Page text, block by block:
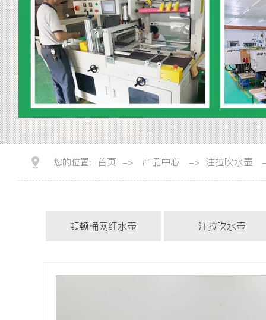
您的位置: 首页 -> 产品中心 -> 注拉吹水壶
顿顿桶网红水壶 注拉吹水壶